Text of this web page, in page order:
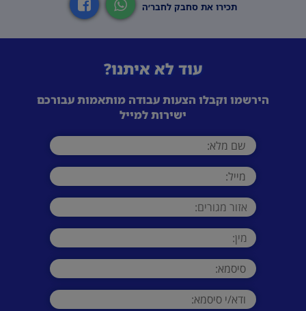
תכירו את סחבק לחבר׳ה
עוד לא איתנו?
הירשמו וקבלו הצעות עבודה מותאמות עבורכם
ישירות למייל